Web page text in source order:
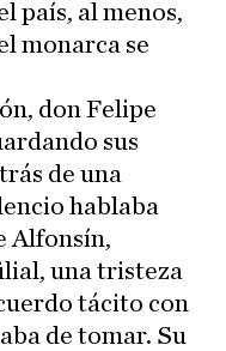
país, al menos,
monarca se
don Felipe
sus
de una
hablaba
Alfonsín,
una tristeza
tácito con
de tomar. Su